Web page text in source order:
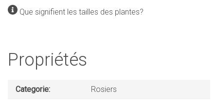
Que signifient les tailles des plantes?
Propriétés
Categorie Rosiers